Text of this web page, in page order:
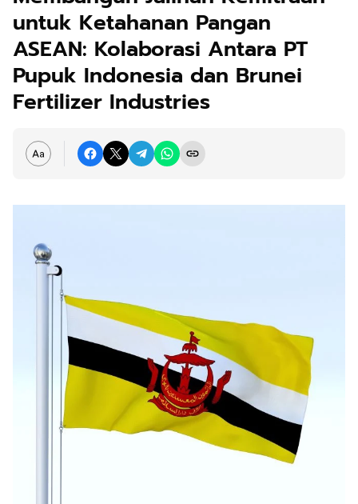
untuk Ketahanan Pangan
ASEAN: Kolaborasi Antara PT
Pupuk Indonesia dan Brunei
Fertilizer Industries